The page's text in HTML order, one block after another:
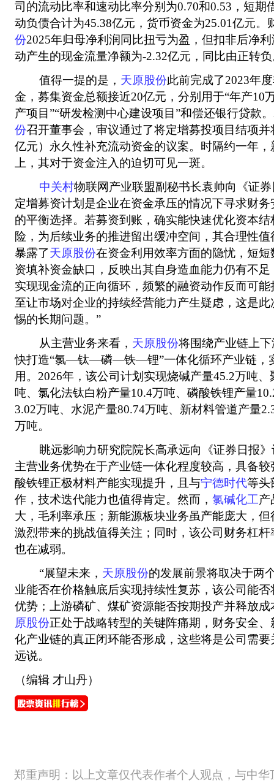
司的流动比率和速动比率分别为0.70和0.53，短期
动负债合计为45.38亿元，货币资金为25.01亿元。
份2025年归母净利润同比扭亏为盈，但扣非后净
动产生的现金流量净额为-2.32亿元，同比由正转
值得一提的是， 天原股份此前完成了2023年
金，募集资金总额接近20亿元，分别用于“年产10
产项目”“研发检测中心建设项目”和偿还银行贷款
份召开董事会，审议通过了将定增募投项目结项
亿元）永久性补充流动资金的议案。时隔约一年
上，其对于资金注入的迫切可见一斑。
中关村物联网产业联盟副秘书长袁帅向《证
定增募资计划是企业在资金承压的情况下寻求财
的平衡选择。若募资到账，确实能快速优化资本
险，为后续业务的推进留出缓冲空间，其合理性
暴露了天原股份在资金利用效率方面的隐忧，短
资填补资金缺口，反映出其自身造血能力仍有不
实现现金流的正向循环，频繁的融资动作反而可
至让市场对企业的持续经营能力产生疑虑，这是
惕的长期问题。”
从主营业务来看， 天原股份将围绕产业链上
快打造“氯—钛—磷—铁—锂”一体化循环产业链，
用。2026年，该公司计划实现烧碱产量45.2万吨
吨、氯化法钛白粉产量10.4万吨、磷酸铁锂产量
3.02万吨、水泥产量80.74万吨、新材料管道产量
万吨。
眺远影响力研究院院长高承远向《证券日报》
主营业务优势在于产业链一体化程度较高，具备
酸铁锂正极材料产能实现提升，且与宁德时代等头
作，技术迭代能力也值得肯定。然而， 氯碱化工产
大，毛利率承压；新能源板块业务虽产能庞大，
激烈带来的挑战值得关注；同时，该公司财务杠
也在减弱。
“展望未来， 天原股份的发展前景将取决于两
业能否在价格触底后实现持续性复苏，该公司能
优势；上游磷矿、煤矿资源能否按期投产并释放
原股份正处于战略转型的关键阵痛期，财务安全
化产业链的真正闭环能否形成，这些将是公司需
远说。
（编辑 才山丹）